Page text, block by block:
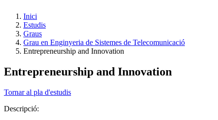
Inici
Estudis
Graus
Grau en Enginyeria de Sistemes de Telecomunicació
Entrepreneurship and Innovation
Entrepreneurship and Innovation
Tornar al pla d'estudis
Descripció: